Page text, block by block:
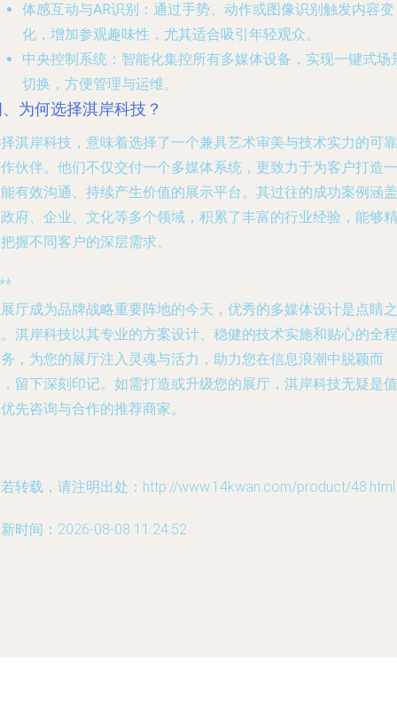
体感互动与AR识别 ：通过手势、动作或图像识别触发内容变
化，增加参观趣味性，尤其适合吸引年轻观众。
中央控制系统 ：智能化集控所有多媒体设备，实现一键式场
切换，方便管理与运维。
为何选择淇岸科技？
淇岸科技，意味着选择了一个兼具艺术审美与技术实力的可靠
伙伴。他们不仅交付一个多媒体系统，更致力于为客户打造一
有效沟通、持续产生价值的展示平台。其过往的成功案例涵盖
府、企业、文化等多个领域，积累了丰富的行业经验，能够精
握不同客户的深层需求。
厅成为品牌战略重要阵地的今天，优秀的多媒体设计是点睛之
淇岸科技以其专业的方案设计、稳健的技术实施和贴心的全程
，为您的展厅注入灵魂与活力，助力您在信息浪潮中脱颖而
留下深刻印记。如需打造或升级您的展厅，淇岸科技无疑是值
先咨询与合作的推荐商家。
转载，请注明出处：http://www.14kwan.com/product/48.html
时间：2026-08-08 11:24:52